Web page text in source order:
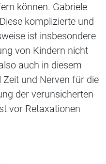
können. Gabriele
komplizierte und
ist insbesondere
von Kindern nicht
auch in diesem
und Nerven für die
der verunsicherten
vor Retaxationen